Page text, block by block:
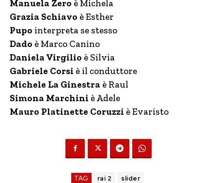
Manuela Zero è Michela
Grazia Schiavo è Esther
Pupo interpreta se stesso
Dado è Marco Canino
Daniela Virgilio è Silvia
Gabriele Corsi è il conduttore
Michele La Ginestra è Raul
Simona Marchini è Adele
Mauro Platinette Coruzzi è Evaristo
TAG rai 2 slider